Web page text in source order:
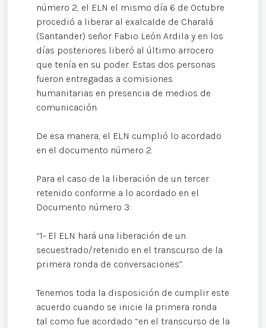
número 2, el ELN el mismo día 6 de Octubre
procedió a liberar al exalcalde de Charalá
(Santander) señor Fabio León Ardila y en los
días posteriores liberó al último arrocero
que tenía en su poder. Estas dos personas
fueron entregadas a comisiones
humanitarias en presencia de medios de
comunicación.
De esa manera, el ELN cumplió lo acordado
en el documento número 2.
Para el caso de la liberación de un tercer
retenido conforme a lo acordado en el
Documento número 3:
“1- El ELN hará una liberación de un
secuestrado/retenido en el transcurso de la
primera ronda de conversaciones”.
Tenemos toda la disposición de cumplir este
acuerdo cuando se inicie la primera ronda
tal como fue acordado “en el transcurso de la